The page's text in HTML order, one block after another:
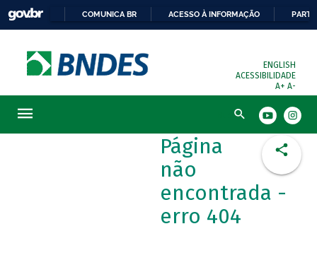
COMUNICA BR ACESSO À INFORMAÇÃO
ENGLISH
ACESSIBILIDADE
A+ A-
Busca
Página
não
encontrada -
erro 404